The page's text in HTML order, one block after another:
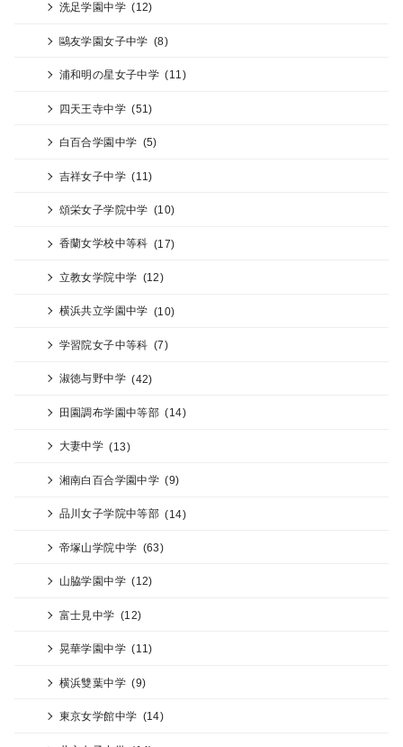
洗足学園中学 (12)
鷗友学園女子中学 (8)
浦和明の星女子中学 (11)
四天王寺中学 (51)
白百合学園中学 (5)
吉祥女子中学 (11)
頌栄女子学院中学 (10)
香蘭女学校中等科 (17)
立教女学院中学 (12)
横浜共立学園中学 (10)
学習院女子中等科 (7)
淑徳与野中学 (42)
田園調布学園中等部 (14)
大妻中学 (13)
湘南白百合学園中学 (9)
品川女子学院中等部 (14)
帝塚山学院中学 (63)
山脇学園中学 (12)
富士見中学 (12)
晃華学園中学 (11)
横浜雙葉中学 (9)
東京女学館中学 (14)